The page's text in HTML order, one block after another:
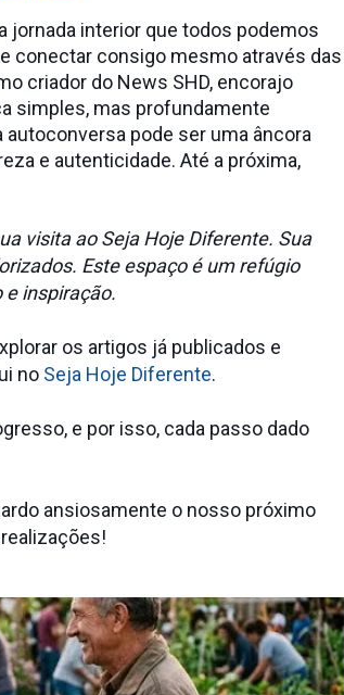
jornada interior que todos podemos
conectar consigo mesmo através das
criador do News SHD, encorajo
simples, mas profundamente
pode ser uma âncora
e autenticidade. Até a próxima,
visita ao Seja Hoje Diferente. Sua
Este espaço é um refúgio
inspiração.
os artigos já publicados e
no Seja Hoje Diferente.
e por isso, cada passo dado
ansiosamente o nosso próximo